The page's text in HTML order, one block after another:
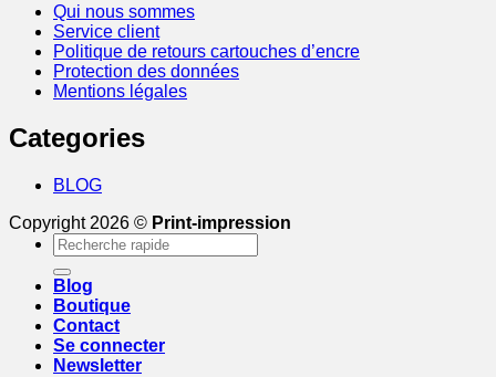
Qui nous sommes
Service client
Politique de retours cartouches d’encre
Protection des données
Mentions légales
Categories
BLOG
Copyright 2026 © Print-impression
Recherche
pour :
Blog
Boutique
Contact
Se connecter
Newsletter